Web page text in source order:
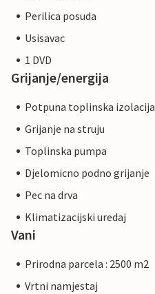
Perilica posuda
Usisavac
1 DVD
Grijanje/energija
Potpuna toplinska izolacija
Grijanje na struju
Toplinska pumpa
Djelomicno podno grijanje
Pec na drva
Klimatizacijski uredaj
Vani
Prirodna parcela : 2500 m2
Vrtni namjestaj